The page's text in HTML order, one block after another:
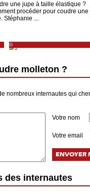
une jupe à taille élastique ?
procéder pour coudre une
Stéphanie ...
12/17/22892874.html
©
http://
molleton ?
nombreux internautes qui
Votre nom
Votre email
des internautes